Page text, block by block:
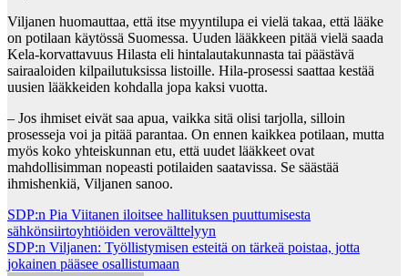
Viljanen huomauttaa, että itse myyntilupa ei vielä takaa, että lääke
on potilaan käytössä Suomessa. Uuden lääkkeen pitää vielä saada
Kela-korvattavuus Hilasta eli hintalautakunnasta tai päästävä
sairaaloiden kilpailutuksissa listoille. Hila-prosessi saattaa kestää
uusien lääkkeiden kohdalla jopa kaksi vuotta.
– Jos ihmiset eivät saa apua, vaikka sitä olisi tarjolla, silloin
prosesseja voi ja pitää parantaa. On ennen kaikkea potilaan, mutta
myös koko yhteiskunnan etu, että uudet lääkkeet ovat
mahdollisimman nopeasti potilaiden saatavissa. Se säästää
ihmishenkiä, Viljanen sanoo.
Post
navigation
SDP:n Pia Viitanen iloitsee hallituksen puuttumisesta
sähkönsiirtoyhtiöiden verovälttelyyn
SDP:n Viljanen: Työllistymisen esteitä on tärkeä poistaa, jotta
jokainen pääsee osallistumaan